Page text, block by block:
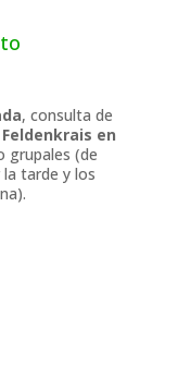
, consulta de
Feldenkrais en
grupales (de
tarde y los